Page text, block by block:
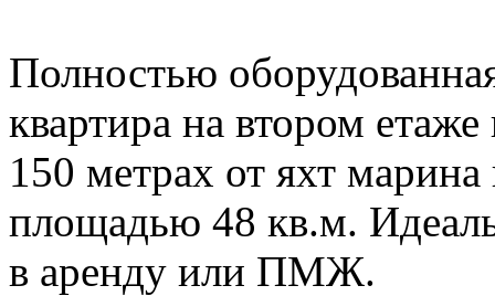
Полностью
квартира на втором
150 метрах от яхт
площадью 48 кв.м.
в аренду или ПМЖ.